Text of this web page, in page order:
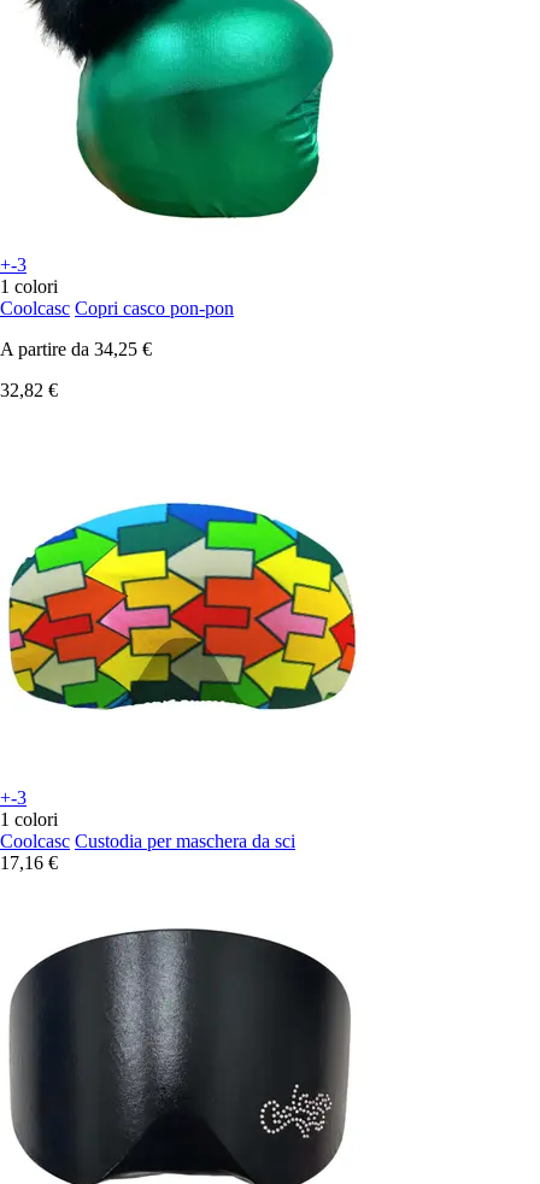
+-3
1 colori
Coolcasc Copri casco pon-pon
A partire da 34,25 €
32,82 €
+-3
1 colori
Coolcasc Custodia per maschera da sci
17,16 €